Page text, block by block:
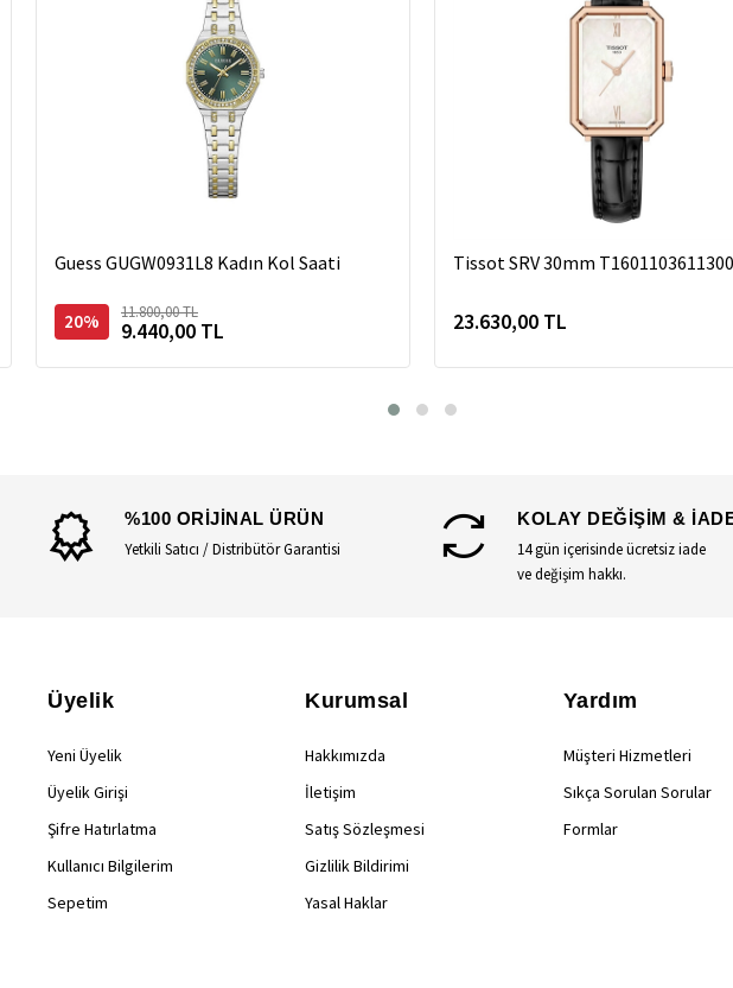
Guess GUGW0931L8 Kadın Kol Saati
20% 11.800,00 TL
9.440,00 TL
Tissot SRV 30mm T1601103611300
23.630,00 TL
%100 ORİJİNAL ÜRÜN
Yetkili Satıcı / Distribütör Garantisi
KOLAY DEĞİŞİM &
14 gün içerisinde ücretsiz iade
ve değişim hakkı.
Üyelik
Yeni Üyelik
Üyelik Girişi
Şifre Hatırlatma
Kullanıcı Bilgilerim
Sepetim
Kurumsal
Hakkımızda
İletişim
Satış Sözleşmesi
Gizlilik Bildirimi
Yasal Haklar
Yardım
Müşteri Hizmetleri
Sıkça Sorulan Sorular
Formlar